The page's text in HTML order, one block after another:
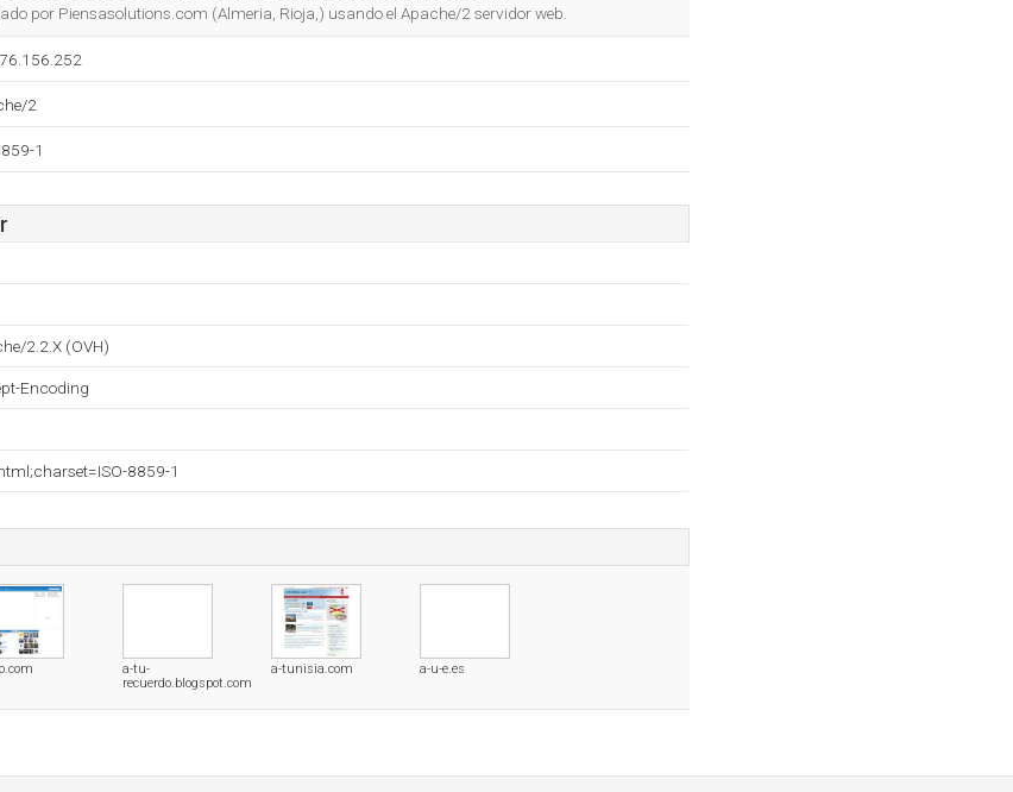
por Piensasolutions.com (Almeria, Rioja,) usando el Apache/2 servidor web.
2
1
2.2.X (OVH)
Encoding
8859-1
a-tu-
recuerdo.blogspot.com
a-tunisia.com a-u-e.es